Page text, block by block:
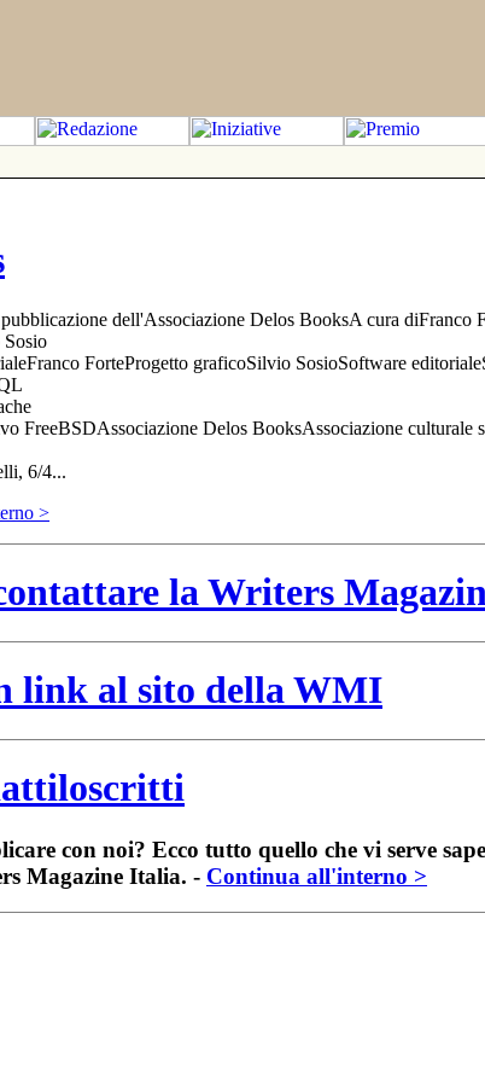
dell'Associazione Delos BooksA cura diFranco
ForteProgetto graficoSilvio SosioSoftware
FreeBSDAssociazione Delos BooksAssociazione culturale
6/4...
>
la Writers
link al sito della WMI
con noi? Ecco tutto quello che vi serve
Magazine Italia. - Continua all'interno >